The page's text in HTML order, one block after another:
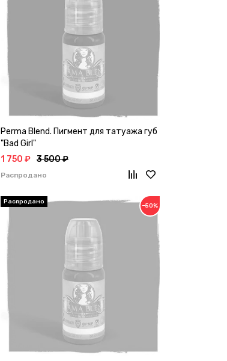
Perma Blend. Пигмент для татуажа губ
"Bad Girl"
1 750 ₽ 3 500 ₽
Распродано
−50%